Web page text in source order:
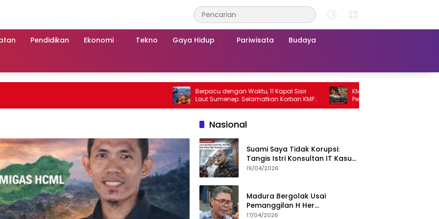
Pendidikan Ekonomi Tekno Gaya Hidup Pariwisata Budaya
Berpacu dengan Waktu, 11 Kapal Sisir
Laut Sumenep: Selamatkan Korban KMP
Mutiara Sentosa 2
KMP Mutiara Sentosa 2 Terbakar,
Penumpang Nekat Melompat ke Laut
Nasional
Suami Saya Tidak Korupsi:
Tangis Istri Konsultan IT Kasus
Nadiem Dituntut 22,5 Tahun
19/04/2026
Madura Bergolak Usai
Pemanggilan H Her
Pamekasan, Faizal Assegaf
17/04/2026